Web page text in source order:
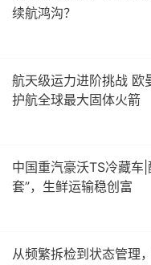
续航鸿沟？
航天级运力进阶挑战 欧
护航全球最大固体火箭
中国重汽豪沃TS冷藏车
套”，生鲜运输稳创富
从频繁拆检到状态管理